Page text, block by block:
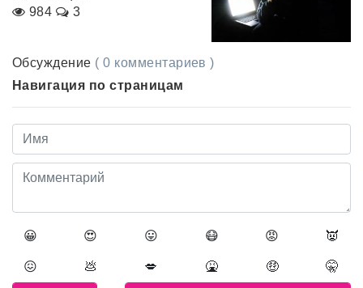
984
3
Обсуждение ( 0 комментариев )
Навигация по страницам
😀 😍 😛 😷 😡 👿
😖 💩 💋 🤮 🤑 🤫